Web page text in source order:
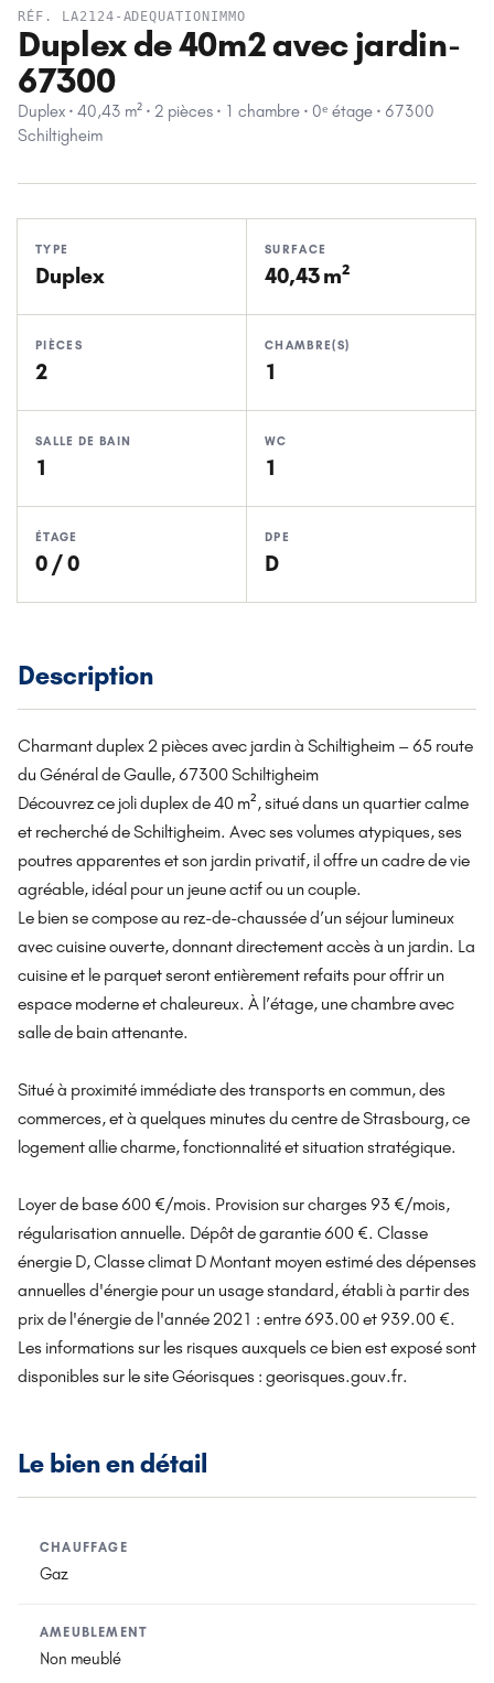
RÉF. LA2124-ADEQUATIONIMMO
Duplex de 40m2 avec jardin-
67300
Duplex · 40,43 m² · 2 pièces · 1 chambre · 0ᵉ étage · 67300
Schiltigheim
TYPE
Duplex
SURFACE
40,43 m²
PIÈCES
2
CHAMBRE(S)
1
SALLE DE BAIN
1
WC
1
ÉTAGE
0 / 0
DPE
D
Description
Charmant duplex 2 pièces avec jardin à Schiltigheim – 65 route
du Général de Gaulle, 67300 Schiltigheim
Découvrez ce joli duplex de 40 m², situé dans un quartier calme
et recherché de Schiltigheim. Avec ses volumes atypiques, ses
poutres apparentes et son jardin privatif, il offre un cadre de vie
agréable, idéal pour un jeune actif ou un couple.
Le bien se compose au rez-de-chaussée d’un séjour lumineux
avec cuisine ouverte, donnant directement accès à un jardin. La
cuisine et le parquet seront entièrement refaits pour offrir un
espace moderne et chaleureux. À l’étage, une chambre avec
salle de bain attenante.
Situé à proximité immédiate des transports en commun, des
commerces, et à quelques minutes du centre de Strasbourg, ce
logement allie charme, fonctionnalité et situation stratégique.
Loyer de base 600 €/mois. Provision sur charges 93 €/mois,
régularisation annuelle. Dépôt de garantie 600 €. Classe
énergie D, Classe climat D Montant moyen estimé des dépenses
annuelles d'énergie pour un usage standard, établi à partir des
prix de l'énergie de l'année 2021 : entre 693.00 et 939.00 €.
Les informations sur les risques auxquels ce bien est exposé sont
disponibles sur le site Géorisques : georisques.gouv.fr.
Le bien en détail
CHAUFFAGE
Gaz
AMEUBLEMENT
Non meublé